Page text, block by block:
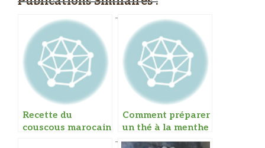
Recette du
couscous marocain
Comment préparer
un thé à la menthe
marocain